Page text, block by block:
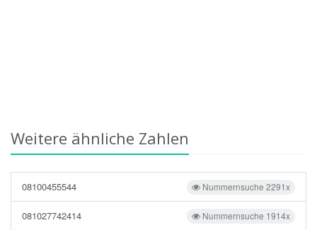
Weitere ähnliche Zahlen
Nummernsuche 2291x
08100455544
Nummernsuche 1914x
081027742414